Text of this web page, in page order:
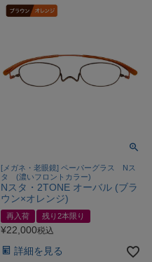
[メガネ・老眼鏡] ペーパーグラス Nス
タ (濃いフロントカラー)
Nスタ・2TONE オーバル (ブラ
ウン×オレンジ)
再入荷 残り2本限り
¥22,000税込
詳細を見る